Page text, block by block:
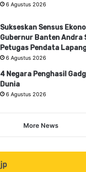
6 Agustus 2026
Sukseskan Sensus
Gubernur Banten Andra
Petugas Pendata
6 Agustus 2026
4 Negara Penghasil
Dunia
6 Agustus 2026
More News